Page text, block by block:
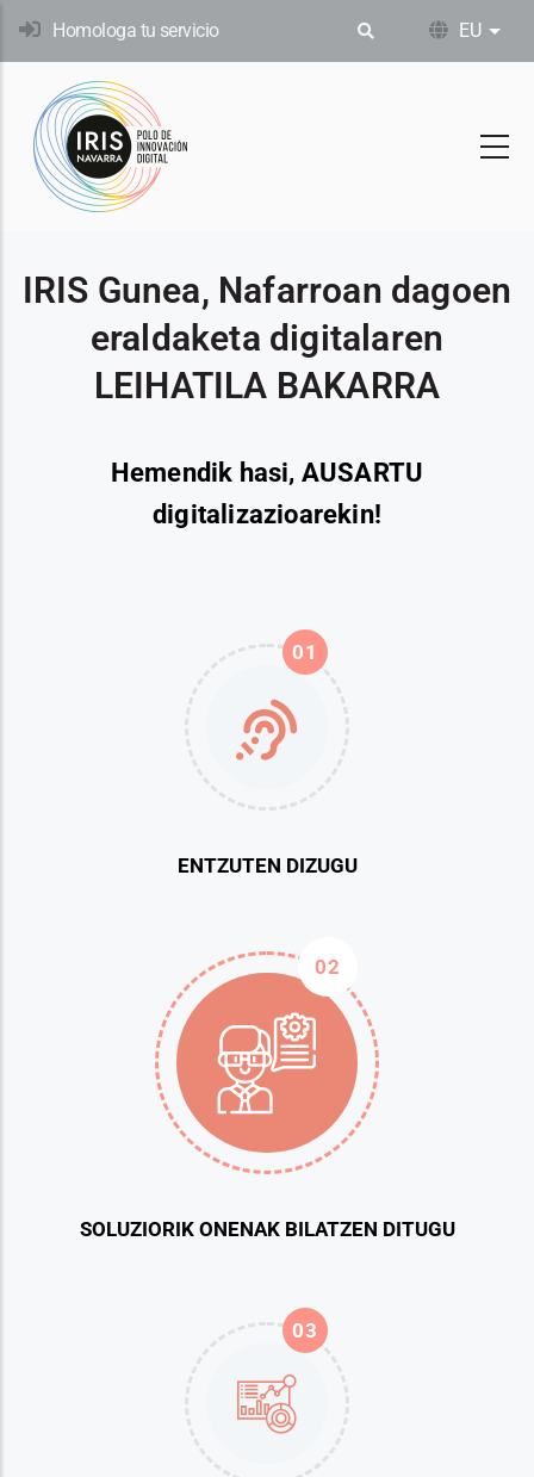
Skip
content
Homologa tu servicio EU
IRIS Gunea, Nafarroan dagoen
eraldaketa digitalaren
LEIHATILA BAKARRA
Hemendik hasi, AUSARTU
digitalizazioarekin!
01
ENTZUTEN DIZUGU
02
SOLUZIORIK ONENAK BILATZEN DITUGU
03